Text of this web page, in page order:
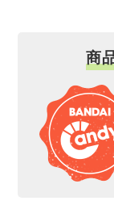
商